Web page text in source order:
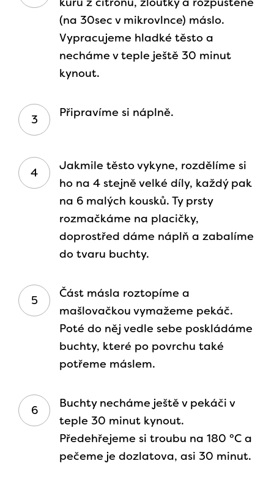
(na 30sec v mikrovlnce) máslo.
Vypracujeme hladké těsto a
necháme v teple ještě 30 minut
kynout.
Připravíme si náplně.
Jakmile těsto vykyne, rozdělíme si
ho na 4 stejně velké díly, každý pak
na 6 malých kousků. Ty prsty
rozmačkáme na placičky,
doprostřed dáme náplň a zabalíme
do tvaru buchty.
Část másla roztopíme a
mašlovačkou vymažeme pekáč.
Poté do něj vedle sebe poskládáme
buchty, které po povrchu také
potřeme máslem.
Buchty necháme ještě v pekáči v
teple 30 minut kynout.
Předehřejeme si troubu na 180 °C a
pečeme je dozlatova, asi 30 minut.